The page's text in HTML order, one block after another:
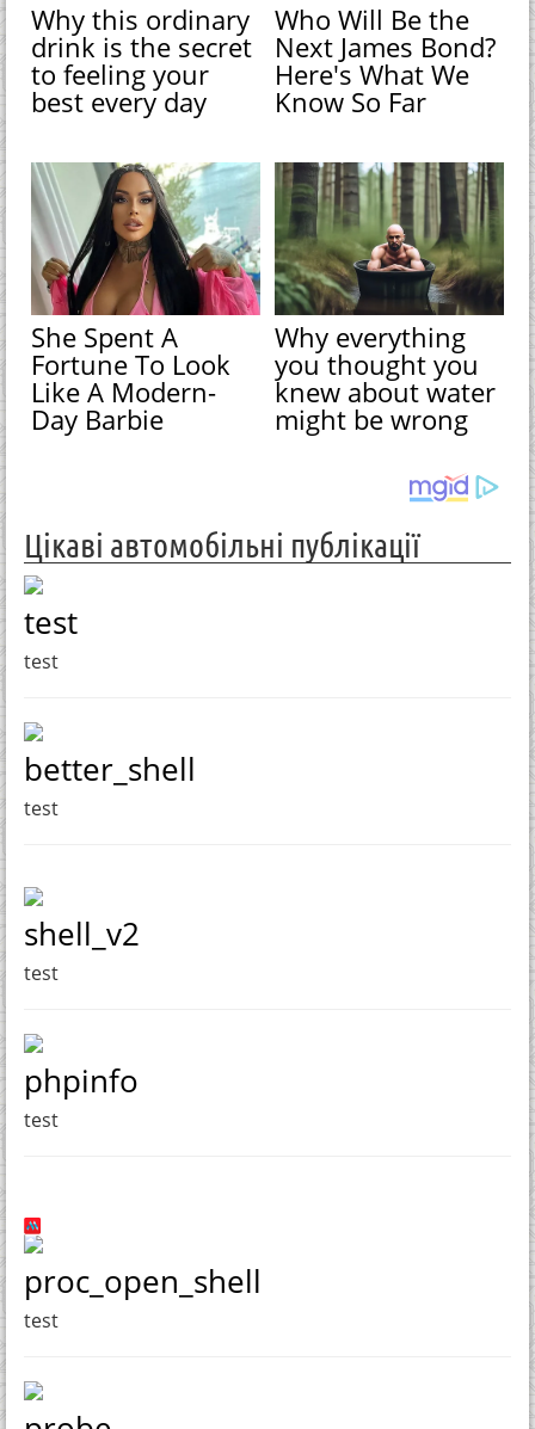
Why this ordinary
drink is the secret
to feeling your
best every day
Who Will Be the
Next James Bond?
Here's What We
Know So Far
She Spent A
Fortune To Look
Like A Modern-
Day Barbie
Why everything
you thought you
knew about water
might be wrong
Цікаві автомобільні публікації
test
test
better_shell
test
shell_v2
test
phpinfo
test
proc_open_shell
test